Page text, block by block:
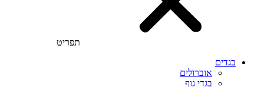
תפריט
בגדים
אוברולים
בגדי גוף